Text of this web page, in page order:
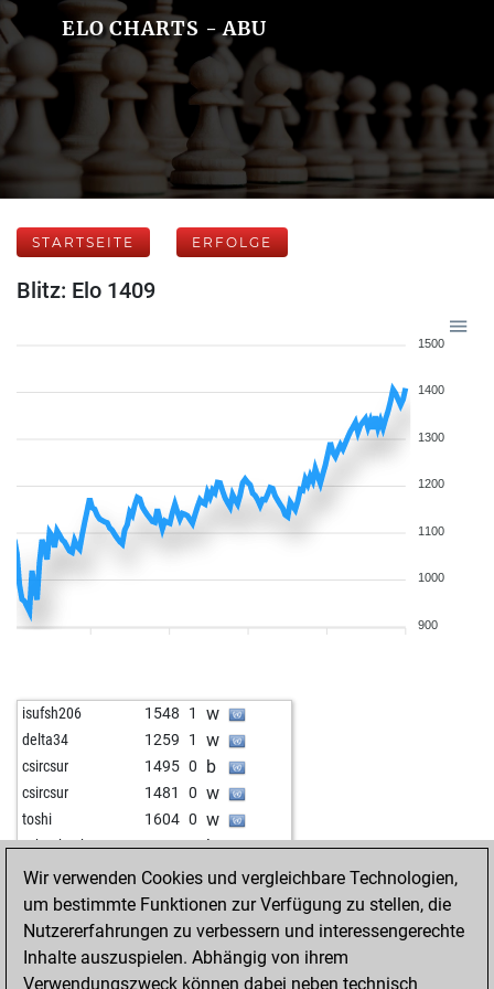
ELO CHARTS - ABU
STARTSEITE ERFOLGE
Blitz: Elo 1409
1500
1400
1300
1200
1100
1000
900
isufsh206 1548 1 w
delta34 1259 1 w
csircsur 1495 0 b
csircsur 1481 0 w
toshi 1604 0 w
schaakgek 1564 1 b
fjfue01 1449 1 w
king crimson 1342 1 w
king crimson 1360 1 b
paullinchen 1359 0 w
chess-legend 1302 1 w
Wir verwenden Cookies und vergleichbare Technologien,
um bestimmte Funktionen zur Verfügung zu stellen, die
Nutzererfahrungen zu verbessern und interessengerechte
Inhalte auszuspielen. Abhängig von ihrem
Verwendungszweck können dabei neben technisch